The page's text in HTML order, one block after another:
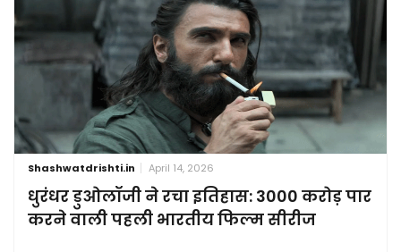
Shashwatdrishti.in April 14, 2026
धुरंधर डुओलॉजी ने रचा इतिहास: 3000 करोड़ पार
करने वाली पहली भारतीय फिल्म सीरीज